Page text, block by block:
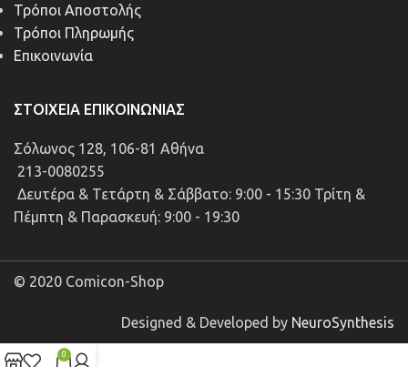
Τρόποι Αποστολής
Τρόποι Πληρωμής
Επικοινωνία
ΣΤΟΙΧΕΊΑ ΕΠΙΚΟΙΝΩΝΊΑΣ
Σόλωνος 128, 106-81 Αθήνα
213-0080255
Δευτέρα & Τετάρτη & Σάββατο: 9:00 - 15:30 Τρίτη &
Πέμπτη & Παρασκευή: 9:00 - 19:30
© 2020 Comicon-Shop
Designed & Developed by NeuroSynthesis
0